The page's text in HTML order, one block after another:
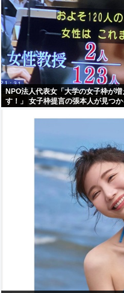
NPO法人代表女「大学の女子枠が
す！」 女子枠提言の張本人が見つか